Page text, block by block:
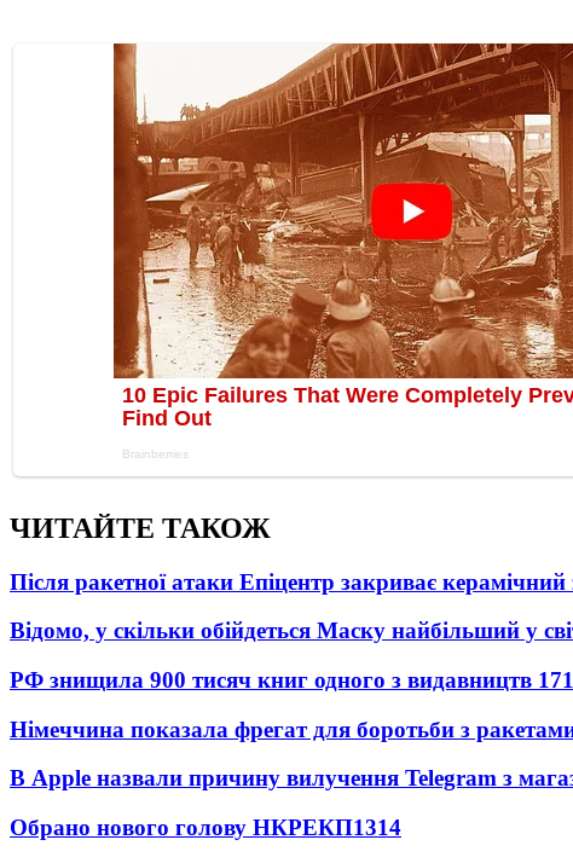
ЧИТАЙТЕ ТАКОЖ
Після ракетної атаки Епіцентр закриває керамічний
Відомо, у скільки обійдеться Маску найбільший у
РФ знищила 900 тисяч книг одного з видавництв
Німеччина показала фрегат для боротьби з
В Apple назвали причину вилучення Telegram з
Обрано нового голову НКРЕКП1314